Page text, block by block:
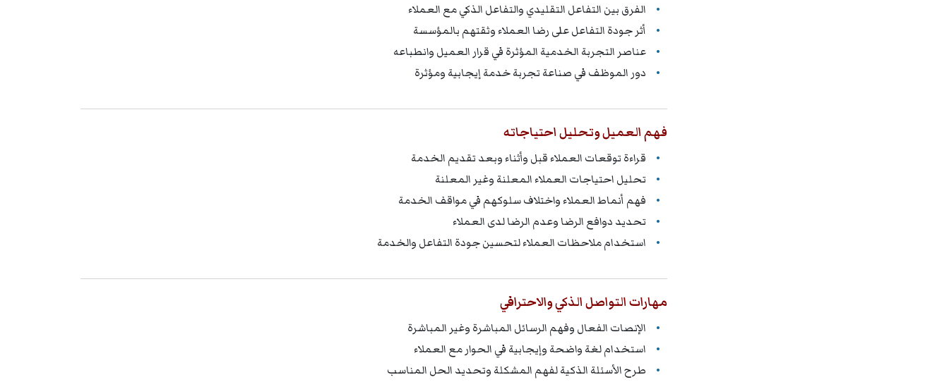
الفرق بين التفاعل التقليدي والتفاعل الذكي مع العملاء
أثر جودة التفاعل على رضا العملاء وثقتهم بالمؤسسة
عناصر التجربة الخدمية المؤثرة في قرار العميل وانطباعه
دور الموظف في صناعة تجربة خدمة إيجابية ومؤثرة
فهم العميل وتحليل احتياجاته
قراءة توقعات العملاء قبل وأثناء وبعد تقديم الخدمة
تحليل احتياجات العملاء المعلنة وغير المعلنة
فهم أنماط العملاء واختلاف سلوكهم في مواقف الخدمة
تحديد دوافع الرضا وعدم الرضا لدى العملاء
استخدام ملاحظات العملاء لتحسين جودة التفاعل والخدمة
مهارات التواصل الذكي والاحترافي
الإنصات الفعال وفهم الرسائل المباشرة وغير المباشرة
استخدام لغة واضحة وإيجابية في الحوار مع العملاء
طرح الأسئلة الذكية لفهم المشكلة وتحديد الحل المناسب